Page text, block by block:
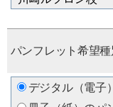
パンフレット希望種
デジタル（電子